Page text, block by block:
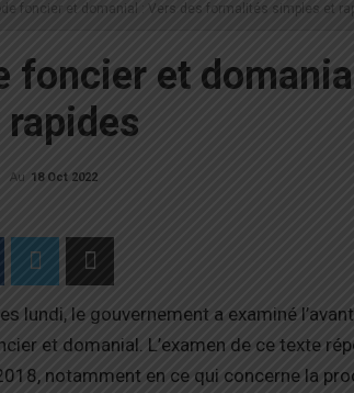
foncier et domanial : Vers des formalités simples et
foncier et
Au 18 Oct 2022
lundi, le gouvernement a examiné
et domanial. L’examen de ce texte
notamment en ce qui concerne la